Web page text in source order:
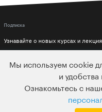
По вопросам обращайтесь на
Подписка
Узнавайте о новых курсах и
Мы используем cookie
и удобства
Ознакомьтесь с